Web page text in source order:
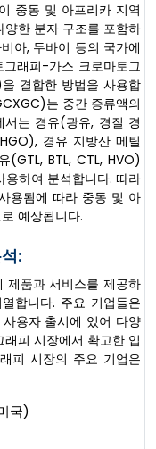
중동 및 아프리카 지역
한 분자 구조를 포함하
아, 두바이 등의 국가에
래피-가스 크로마토그
결합한 방법을 사용합
는 중간 증류액의
서는 경유(광유, 경질 경
경유 지방산 메틸
(GTL, BTL, CTL, HVO)
하여 분석합니다. 따라
용됨에 따라 중동 및 아
예상됩니다.
:
제품과 서비스를 제공하
합니다. 주요 기업들은
용자 출시에 있어 다양
피 시장에서 확고한 입
피 시장의 주요 기업은
국)